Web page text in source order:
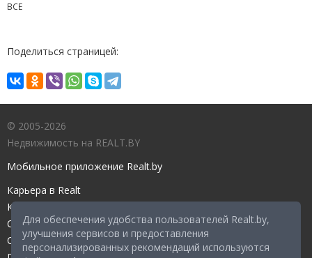
Для обеспечения удобства пользователей Realt.by,
улучшения сервисов и предоставления
персонализированных рекомендаций используются
ВСЕ
Поделиться страницей:
© 2005-2026
Недвижимость на REALT.BY
Мобильное приложение Realt.by
Карьера в Realt
Контакты редакции
Справочный центр
Служба поддержки